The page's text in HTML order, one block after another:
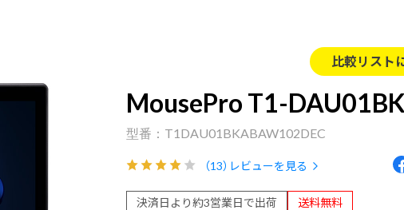
比較リスト
MousePro T1-
T1DAU01BKABAW102DEC
（13）レビューを見る
決済日より約3営業日で出荷 送料無料